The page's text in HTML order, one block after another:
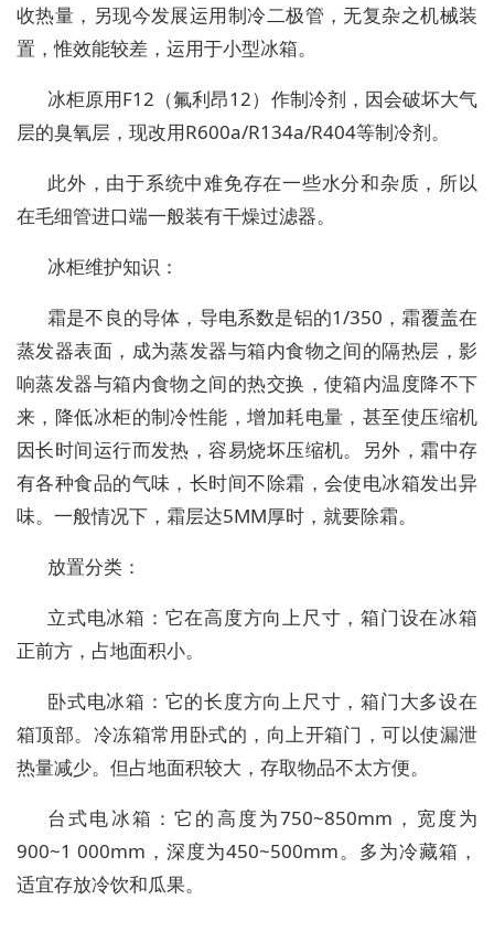
收热量，另现今发展运用制冷二极管，无复杂之机械装
置，惟效能较差，运用于小型冰箱。
冰柜原用F12（氟利昂12）作制冷剂，因会破坏大气
层的臭氧层，现改用R600a/R134a/R404等制冷剂。
此外，由于系统中难免存在一些水分和杂质，所以
在毛细管进口端一般装有干燥过滤器。
冰柜维护知识：
霜是不良的导体，导电系数是铝的1/350，霜覆盖在
蒸发器表面，成为蒸发器与箱内食物之间的隔热层，影
响蒸发器与箱内食物之间的热交换，使箱内温度降不下
来，降低冰柜的制冷性能，增加耗电量，甚至使压缩机
因长时间运行而发热，容易烧坏压缩机。另外，霜中存
有各种食品的气味，长时间不除霜，会使电冰箱发出异
味。一般情况下，霜层达5MM厚时，就要除霜。
放置分类：
立式电冰箱：它在高度方向上尺寸，箱门设在冰箱
正前方，占地面积小。
卧式电冰箱：它的长度方向上尺寸，箱门大多设在
箱顶部。冷冻箱常用卧式的，向上开箱门，可以使漏泄
热量减少。但占地面积较大，存取物品不太方便。
台式电冰箱：它的高度为750~850mm，宽度为
900~1 000mm，深度为450~500mm。多为冷藏箱，
适宜存放冷饮和瓜果。